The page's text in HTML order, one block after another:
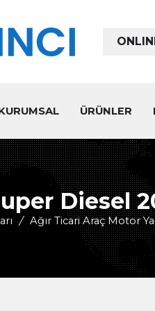
ÜRÜNLER
Diesel
/ Ağır Ticari Araç Motor